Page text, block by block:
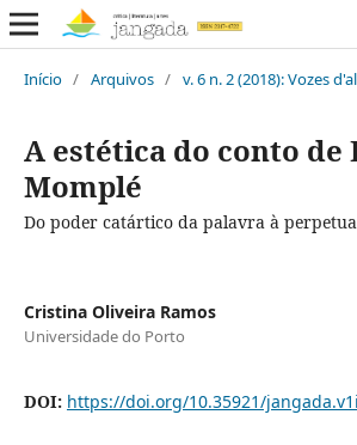
Início / Arquivos / v. 6 n. 2 (2018): Vozes
A estética do conto de
Momplé
Do poder catártico da palavra à
Cristina Oliveira Ramos
Universidade do Porto
DOI: https://doi.org/10.35921/